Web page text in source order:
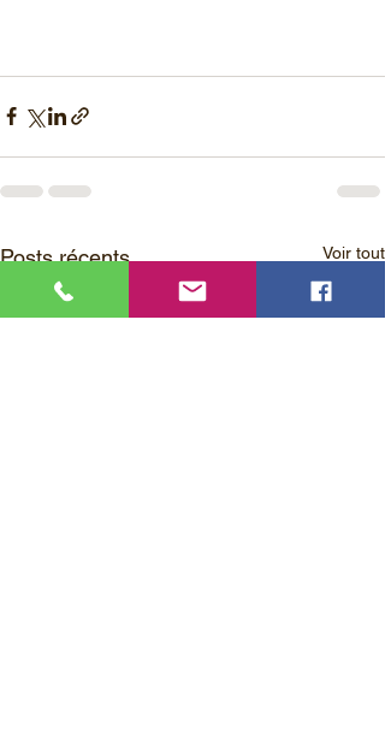
Posts récents Voir tout